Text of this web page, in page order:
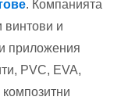
. Компанията
винтови и
приложения
PVC, EVA,